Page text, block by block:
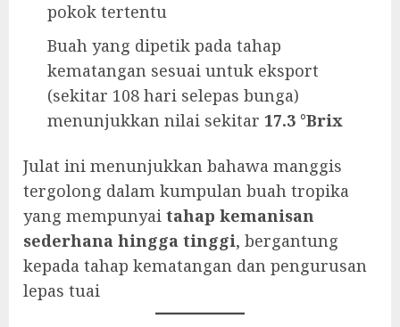
pokok tertentu
Buah yang dipetik pada tahap
kematangan sesuai untuk eksport
(sekitar 108 hari selepas bunga)
menunjukkan nilai sekitar 17.3 °Brix
Julat ini menunjukkan bahawa manggis
tergolong dalam kumpulan buah tropika
yang mempunyai tahap kemanisan
sederhana hingga tinggi, bergantung
kepada tahap kematangan dan pengurusan
lepas tuai